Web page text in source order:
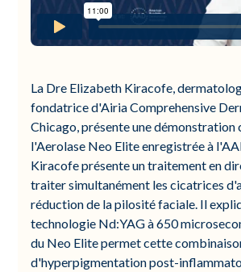
La Dre Elizabeth Kiracofe,
fondatrice d'Airia Comprehensive
Chicago, présente une démonstration
l'Aerolase Neo Elite enregistrée à
Kiracofe présente un traitement en
traiter simultanément les cicatrices
réduction de la pilosité faciale. Il
technologie Nd:YAG à 650
du Neo Elite permet cette
d'hyperpigmentation post-